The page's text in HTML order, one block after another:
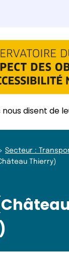
nous disent de
Secteur :
Thierry)